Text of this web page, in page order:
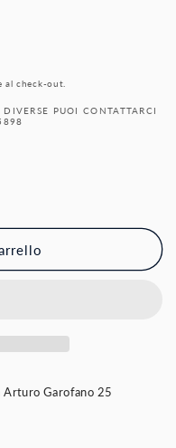
al check-out.
PUOI CONTATTARCI
Arturo Garofano 25